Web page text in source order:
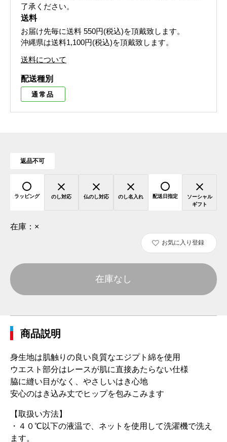
了承ください。
送料
お届け先毎に送料 550円(税込)を頂戴致します。
沖縄県は送料1,100円(税込)を頂戴致します。
送料について
配送種別
通常品
返品不可
ラッピング のし対応 仏のし対応 のし名入れ 配送日指定
ソーシャル
ギフト
在庫： ×
お気に入り登録
在庫なし
商品説明
身生地は肌触りの良い良質なエジプト綿を使用
ウエスト部分はレースが肌に直接あたらない仕様
脇に縫い目がなく、やさしいはき心地
安心のはき込み丈でヒップを包みこみます
【取扱い方法】
・４０℃以下の液温で、ネットを使用して洗濯機で洗え
ます。